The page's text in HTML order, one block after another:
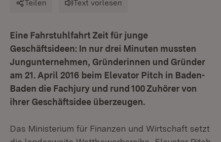
Teilen Text vorlesen
Eine Fahrstuhlfahrt Zeit für junge
Geschäftsideen: In nur drei Minuten mussten
Jungunternehmen, Gründerinnen und Gründer
am 21. April 2016 beim Elevator Pitch in Baden-
Baden die Fachjury und rund 100 Zuhörer von
ihrer Geschäftsidee überzeugen.
Das Ministerium für Finanzen und Wirtschaft setzt